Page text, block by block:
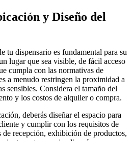
y Diseño del
tu dispensario es fundamental para su
lugar que sea visible, de fácil acceso
cumpla con las normativas de
a menudo restringen la proximidad a
sensibles. Considera el tamaño del
y los costos de alquiler o compra.
deberás diseñar el espacio para
y cumplir con los requisitos de
de recepción, exhibición de productos,